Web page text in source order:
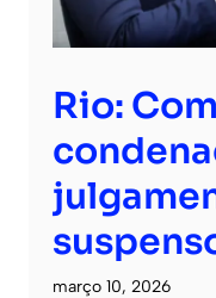
Rio:
março 10, 2026